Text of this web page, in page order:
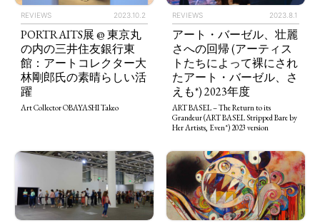
TAGS PEOPLE RANKING
ART WORLD CULTURAL ESSAYS POP CULTURE JP-SOCIETY
POLITICS REVIEWS ARTICLES
REVIEWS 2023.10.2
PORTRAITS展 @ 東京丸
の内の三井住友銀行東
館：アートコレクター大
林剛郎氏の素晴らしい活
躍
Art Collector OBAYASHI Takeo
REVIEWS 2023.8.1
アート・バーゼル、壮麗
さへの回帰 (アーティス
トたちによって裸にされ
たアート・バーゼル、さ
えも*) 2023年度
ART BASEL – The Return to its
Grandeur (ART BASEL Stripped Bare by
Her Artists, Even*) 2023 version